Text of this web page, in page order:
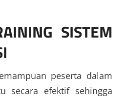
SISTEM
peserta dalam
secara efektif sehingga